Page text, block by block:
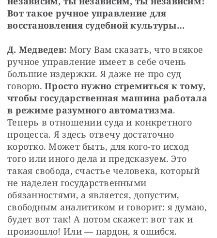
Вот такое ручное управление для
восстановления судебной культуры…
Д. Медведев: Могу Вам сказать, что всякое
ручное управление имеет в себе очень
большие издержки. Я даже не про суд
говорю. Просто нужно стремиться к тому,
чтобы государственная машина работала
в режиме разумного автоматизма.
Теперь в отношении суда и конкретного
процесса. Я здесь отвечу достаточно
коротко. Может быть, для кого-то исход
того или иного дела и предсказуем. Это
такая свобода, счастье человека, который
не наделен государственными
обязанностями, а является, допустим,
свободным аналитиком и говорит: я думаю,
будет вот так! А потом скажет: вот так и
произошло! Или — пардон, я ошибся.